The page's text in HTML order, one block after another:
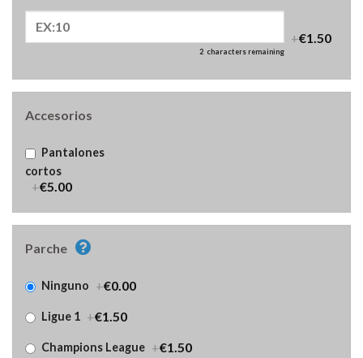
2 characters remaining
+€1.50
Accesorios
Pantalones
cortos
+€5.00
Parche
Ninguno +€0.00
Ligue 1 +€1.50
Champions League +€1.50